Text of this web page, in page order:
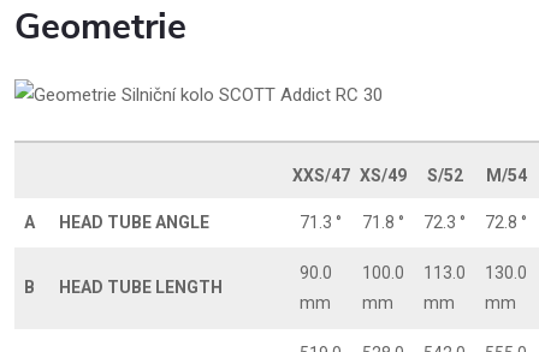
Geometrie
XXS/47 XS/49 S/52 M/54
A HEAD TUBE ANGLE 71.3 ° 71.8 ° 72.3 ° 72.8 °
B HEAD TUBE LENGTH
90.0
mm
100.0
mm
113.0
mm
130.0
mm